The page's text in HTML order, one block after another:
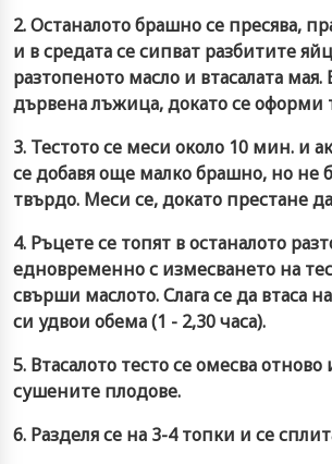
2. Останалото брашно се пресява,
и в средата се сипват разбитите
разтопеното масло и втасалата мая.
дървена лъжица, докато се оформи
3. Тестото се меси около 10 мин. и
се добавя още малко брашно, но не
твърдо. Меси се, докато престане
4. Ръцете се топят в останалото
едновременно с измесването на
свърши маслото. Слага се да втаса
си удвои обема (1 - 2,30 часа).
5. Втасалото тесто се омесва отново
сушените плодове.
6. Разделя се на 3-4 топки и се